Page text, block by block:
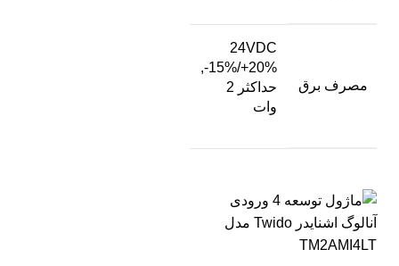
مصرف برق
24VDC
-15%/+20%,
حداکثر 2
وات